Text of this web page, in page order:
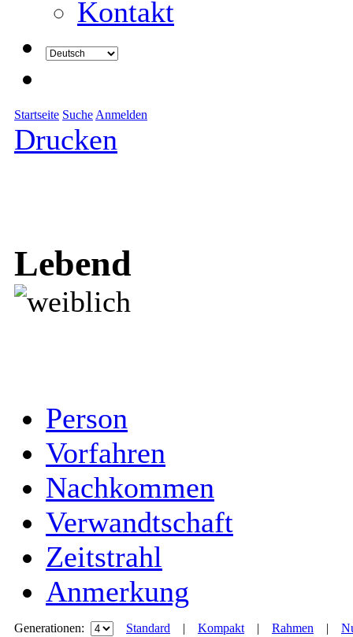
Kontakt
Startseite Suche Anmelden
Drucken
Lebend
Person
Vorfahren
Nachkommen
Verwandtschaft
Zeitstrahl
Anmerkung
Generationen: Standard | Kompakt| Rahmen |